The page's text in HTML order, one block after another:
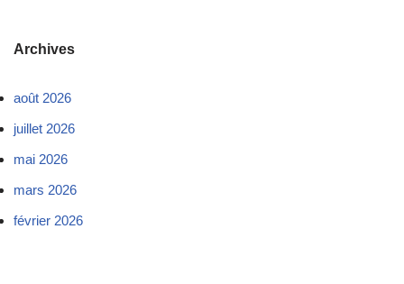
Archives
août 2026
juillet 2026
mai 2026
mars 2026
février 2026